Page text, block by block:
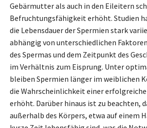
Gebärmutter als auch in den Eileitern
Befruchtungsfähigkeit erhöht. Studien
die Lebensdauer der Spermien stark
abhängig von unterschiedlichen
des Spermas und dem Zeitpunkt des
im Verhältnis zum Eisprung. Unter
bleiben Spermien länger im weiblichen
die Wahrscheinlichkeit einer
erhöht. Darüber hinaus ist zu beachten,
außerhalb des Körpers, etwa auf einem